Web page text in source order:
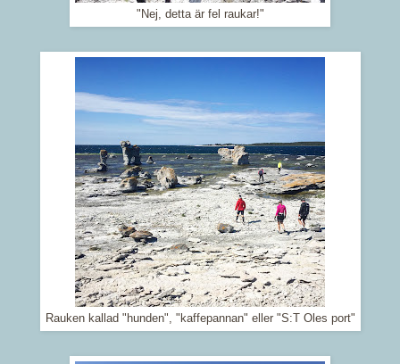
"Nej, detta är fel raukar!"
Rauken kallad "hunden", "kaffepannan" eller "S:T Oles port"